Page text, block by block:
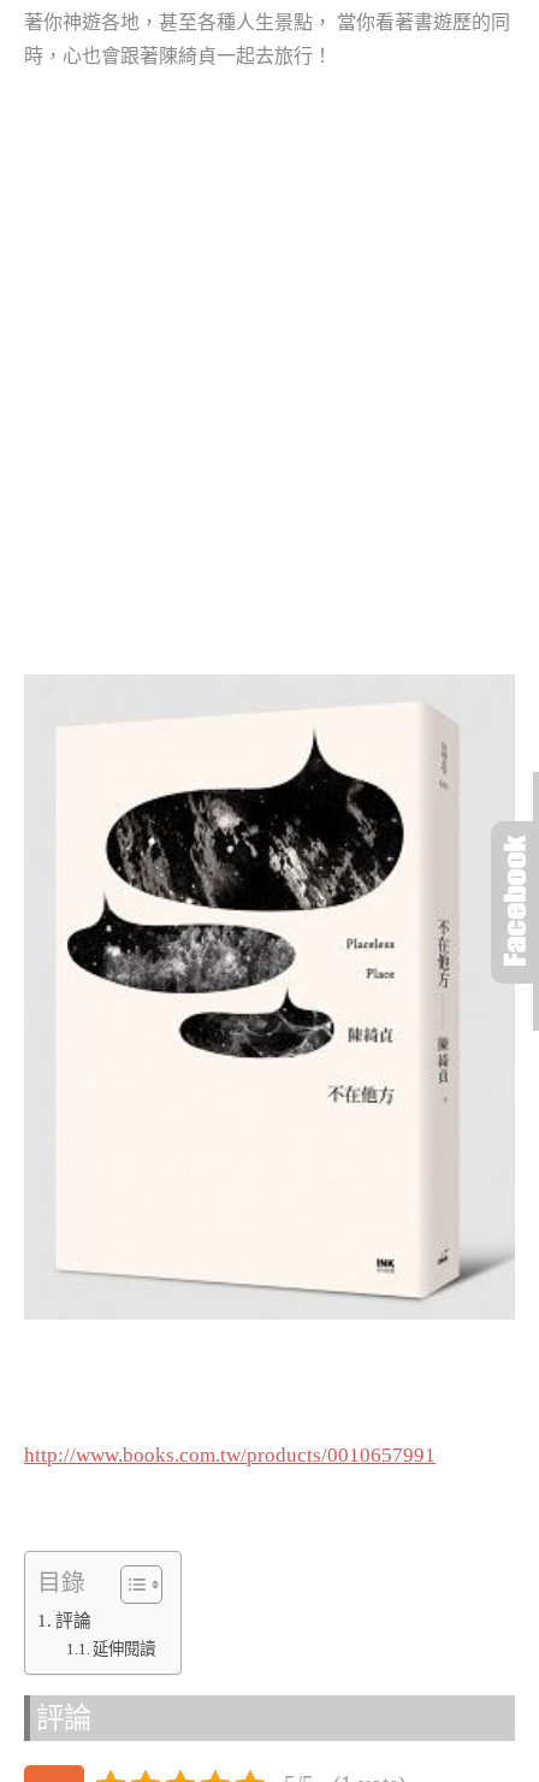
著你神遊各地，甚至各種人生景點， 當你看著書遊歷的同
時，心也會跟著陳綺貞一起去旅行！
http://www.books.com.tw/products/0010657991
目錄
評論
延伸閱讀
評論